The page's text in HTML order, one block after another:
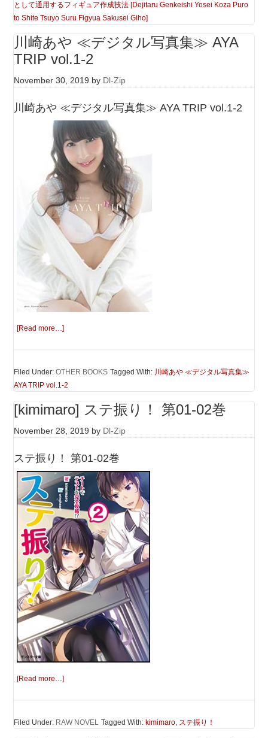
として通用するフィギュア作成技法 [Dejitaru Genkeishi Yosei Koza Puro
to Shite Tsuyo Suru Figyua Sakusei Giho]
川崎あや ≪デジタル写真集≫ AYA
TRIP vol.1-2
November 30, 2019 by Dl-Zip
川崎あや ≪デジタル写真集≫ AYA TRIP vol.1-2
[Read more…]
Filed Under:OTHER BOOKS Tagged With: 川崎あや ≪デジタル写真集≫
AYA TRIP vol.1-2
[kimimaro] ステ振り！ 第01-02巻
November 28, 2019 by Dl-Zip
ステ振り！ 第01-02巻
[Read more…]
Filed Under: RAW NOVEL Tagged With: kimimaro, ステ振り！